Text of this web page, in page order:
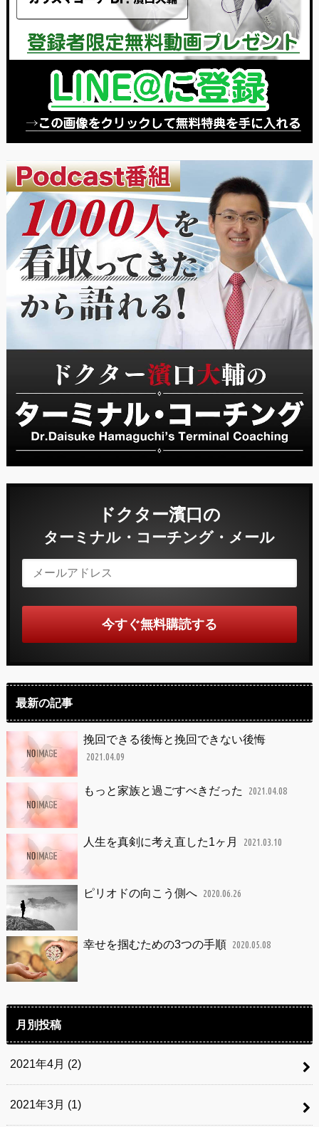
ドクター濱口の
ターミナル・コーチング・メール
最新の記事
挽回できる後悔と挽回できない後悔
2021.04.09
もっと家族と過ごすべきだった 2021.04.08
人生を真剣に考え直した1ヶ月 2021.03.10
ピリオドの向こう側へ 2020.06.26
幸せを掴むための3つの手順 2020.05.08
月別投稿
2021年4月 (2)
2021年3月 (1)